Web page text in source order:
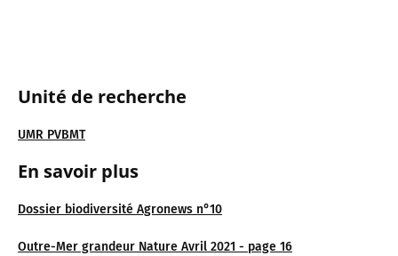
Unité de recherche
UMR PVBMT
En savoir plus
Dossier biodiversité Agronews n°10
Outre-Mer grandeur Nature Avril 2021 - page 16